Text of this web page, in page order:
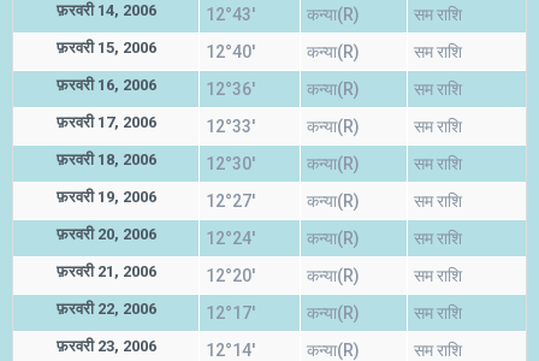
फ़रवरी 14, 2006 12°43' कन्या(R) सम राशि
फ़रवरी 15, 2006 12°40' कन्या(R) सम राशि
फ़रवरी 16, 2006 12°36' कन्या(R) सम राशि
फ़रवरी 17, 2006 12°33' कन्या(R) सम राशि
फ़रवरी 18, 2006 12°30' कन्या(R) सम राशि
फ़रवरी 19, 2006 12°27' कन्या(R) सम राशि
फ़रवरी 20, 2006 12°24' कन्या(R) सम राशि
फ़रवरी 21, 2006 12°20' कन्या(R) सम राशि
फ़रवरी 22, 2006 12°17' कन्या(R) सम राशि
फ़रवरी 23, 2006 12°14' कन्या(R) सम राशि